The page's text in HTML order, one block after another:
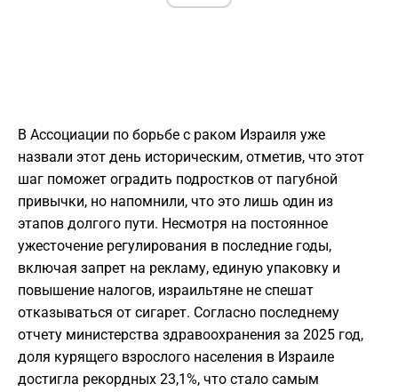
В Ассоциации по борьбе с раком Израиля уже
назвали этот день историческим, отметив, что этот
шаг поможет оградить подростков от пагубной
привычки, но напомнили, что это лишь один из
этапов долгого пути. Несмотря на постоянное
ужесточение регулирования в последние годы,
включая запрет на рекламу, единую упаковку и
повышение налогов, израильтяне не спешат
отказываться от сигарет. Согласно последнему
отчету министерства здравоохранения за 2025 год,
доля курящего взрослого населения в Израиле
достигла рекордных 23,1%, что стало самым